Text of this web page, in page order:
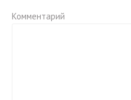
Комментарий